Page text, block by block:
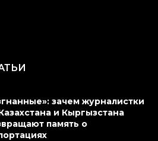
зачем журналистки
и Кыргызстана
память о